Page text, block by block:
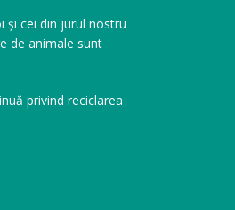
și cei din jurul nostru
de animale sunt
privind reciclarea